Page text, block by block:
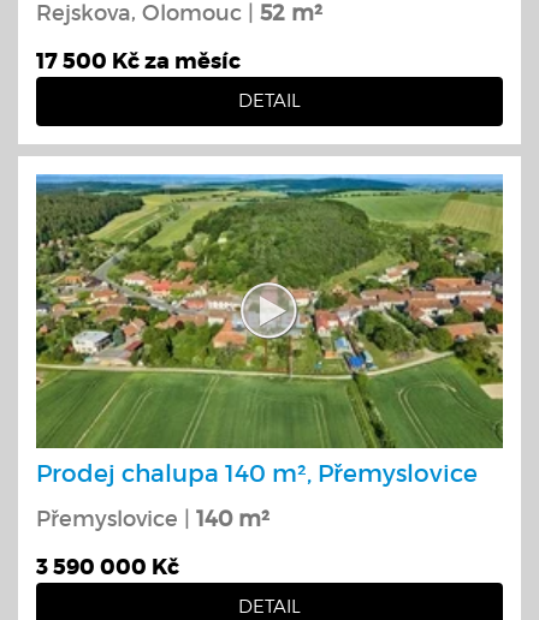
Rejskova, Olomouc | 52 m²
17 500 Kč za měsíc
DETAIL
Prodej chalupa 140 m², Přemyslovice
Přemyslovice | 140 m²
3 590 000 Kč
DETAIL